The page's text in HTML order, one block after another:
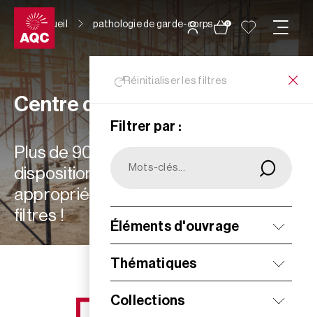
Panneau de gestion des cookies
0
Accueil pathologie de garde-corps
Réinitialiser les filtres
Filtrer par :
Éléments d'ouvrage
Thématiques
Collections
Centre de ressources
Plus de 900 ressources à votre
disposition : choisissez les plus
appropriées à vos besoins grâce aux
filtres !